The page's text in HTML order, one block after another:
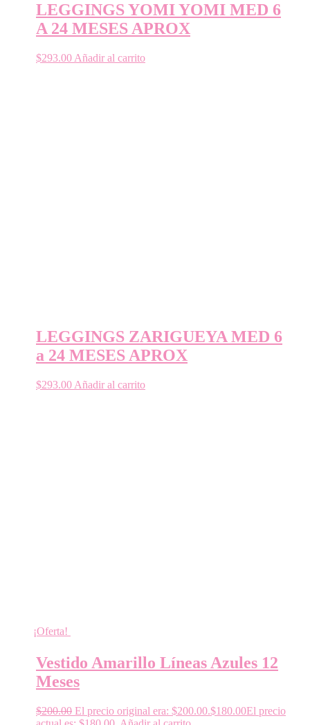
LEGGINGS YOMI YOMI MED 6
A 24 MESES APROX
$293.00 Añadir al carrito
LEGGINGS ZARIGUEYA MED 6
a 24 MESES APROX
$293.00 Añadir al carrito
¡Oferta!
Vestido Amarillo Líneas Azules 12
Meses
$200.00 El precio original era: $200.00.$180.00El precio